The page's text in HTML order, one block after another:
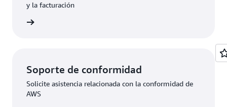
y la facturación
Soporte de conformidad
Solicite asistencia relacionada con la conformidad de
AWS